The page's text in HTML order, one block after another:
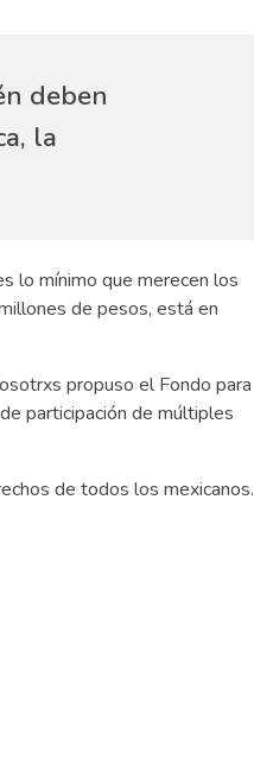
deben
la
lo mínimo que merecen los
de pesos, está en
propuso el Fondo para
participación de múltiples
de todos los mexicanos.